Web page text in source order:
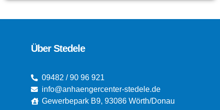
Über Stedele
09482 / 90 96 921
info@anhaengercenter-stedele.de
Gewerbepark B9, 93086 Wörth/Donau